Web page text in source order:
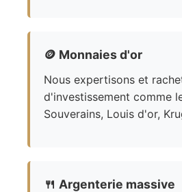
🪙 Monnaies d'or
Nous expertisons et
d'investissement comme
Souverains, Louis d'or,
🍴 Argenterie massive